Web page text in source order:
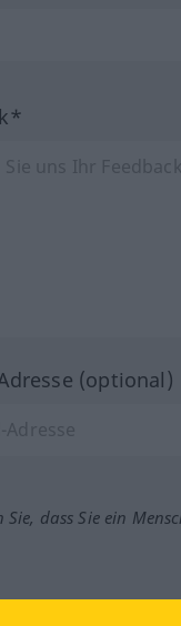
(optional)
dass Sie ein